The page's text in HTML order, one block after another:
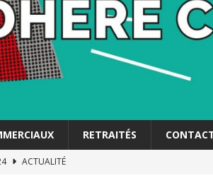
RETRAITÉS
ACTUALITÉ